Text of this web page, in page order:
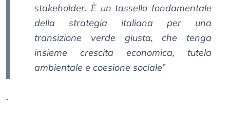
stakeholder. È un tassello fondamentale
della strategia italiana per una
transizione verde giusta, che tenga
insieme crescita economica, tutela
ambientale e coesione sociale”
.